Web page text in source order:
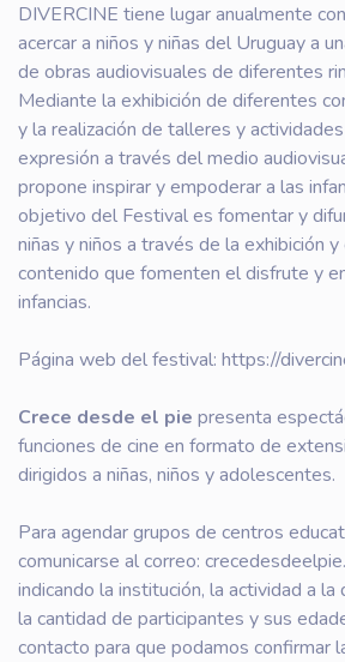
DIVERCINE tiene lugar anualmente
acercar a niños y niñas del Uruguay a
de obras audiovisuales de diferentes
Mediante la exhibición de diferentes
y la realización de talleres y
expresión a través del medio
propone inspirar y empoderar a las
objetivo del Festival es fomentar y
niñas y niños a través de la exhibición y
contenido que fomenten el disfrute y
infancias.
Página web del festival: https://
Crece desde el pie presenta
funciones de cine en formato de
dirigidos a niñas, niños y adolescentes.
Para agendar grupos de centros
comunicarse al correo:
indicando la institución, la actividad a la
la cantidad de participantes y sus
contacto para que podamos confirmar